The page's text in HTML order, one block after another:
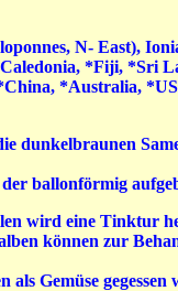
N- East),
*Fiji, *Sri
*Australia,
dunkelbraunen
ballonförmig
wird eine Tinktur
können zur
Gemüse gegessen